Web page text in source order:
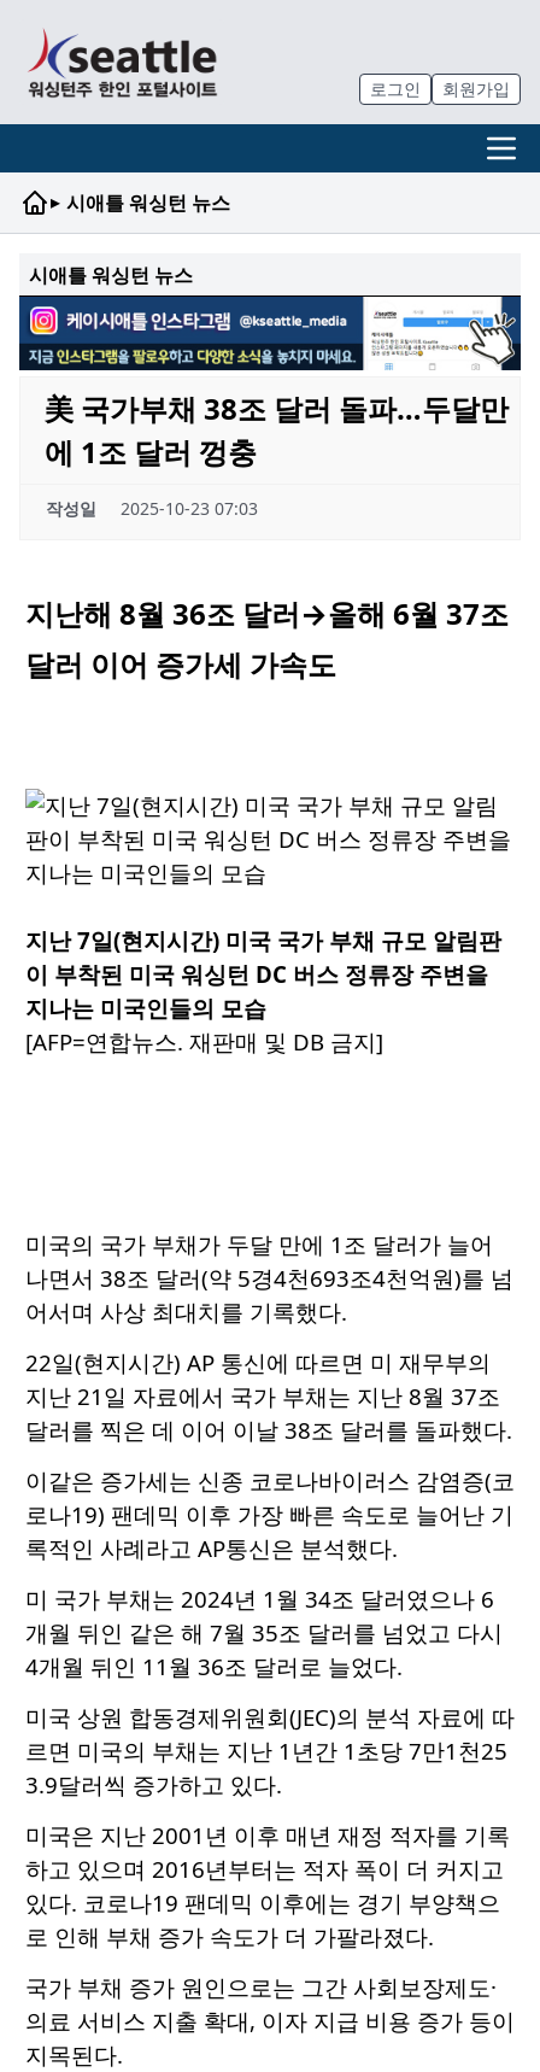
로그인 회원가입
▸ 시애틀 워싱턴 뉴스
시애틀 워싱턴 뉴스
美 국가부채 38조 달러 돌파…두달만
에 1조 달러 껑충
작성일 2025-10-23 07:03
지난해 8월 36조 달러→올해 6월 37조
달러 이어 증가세 가속도
지난 7일(현지시간) 미국 국가 부채 규모 알림판
이 부착된 미국 워싱턴 DC 버스 정류장 주변을
지나는 미국인들의 모습
[AFP=연합뉴스. 재판매 및 DB 금지]
미국의 국가 부채가 두달 만에 1조 달러가 늘어
나면서 38조 달러(약 5경4천693조4천억원)를 넘
어서며 사상 최대치를 기록했다.
22일(현지시간) AP 통신에 따르면 미 재무부의
지난 21일 자료에서 국가 부채는 지난 8월 37조
달러를 찍은 데 이어 이날 38조 달러를 돌파했다.
이같은 증가세는 신종 코로나바이러스 감염증(코
로나19) 팬데믹 이후 가장 빠른 속도로 늘어난 기
록적인 사례라고 AP통신은 분석했다.
미 국가 부채는 2024년 1월 34조 달러였으나 6
개월 뒤인 같은 해 7월 35조 달러를 넘었고 다시
4개월 뒤인 11월 36조 달러로 늘었다.
미국 상원 합동경제위원회(JEC)의 분석 자료에 따
르면 미국의 부채는 지난 1년간 1초당 7만1천25
3.9달러씩 증가하고 있다.
미국은 지난 2001년 이후 매년 재정 적자를 기록
하고 있으며 2016년부터는 적자 폭이 더 커지고
있다. 코로나19 팬데믹 이후에는 경기 부양책으
로 인해 부채 증가 속도가 더 가팔라졌다.
국가 부채 증가 원인으로는 그간 사회보장제도·
의료 서비스 지출 확대, 이자 지급 비용 증가 등이
지목된다.